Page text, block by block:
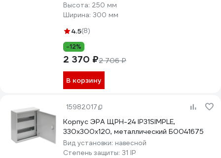
Высота: 250 мм
Ширина: 300 мм
4.5(8)
-12%
2 370 ₽2 706 ₽
В корзину
15982017
Корпус ЭРА ЩРН-24 IP31SIMPLE,
330х300х120, металлический Б0041675
Вид установки: навесной
Степень защиты: 31 IP